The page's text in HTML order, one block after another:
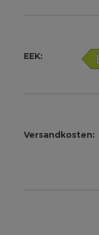
EEK:
Versandkosten: